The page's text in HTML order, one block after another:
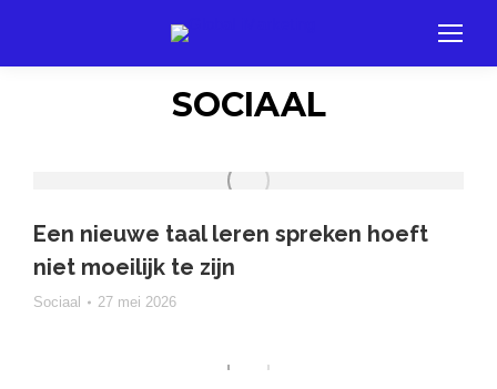
SOCIAAL
Een nieuwe taal leren spreken hoeft
niet moeilijk te zijn
Sociaal 27 mei 2026